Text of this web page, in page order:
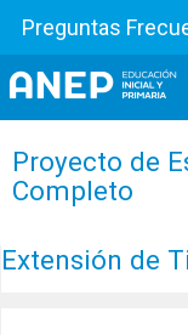
Preguntas
Divisiones
Proyecto de
Completo
Extensión de